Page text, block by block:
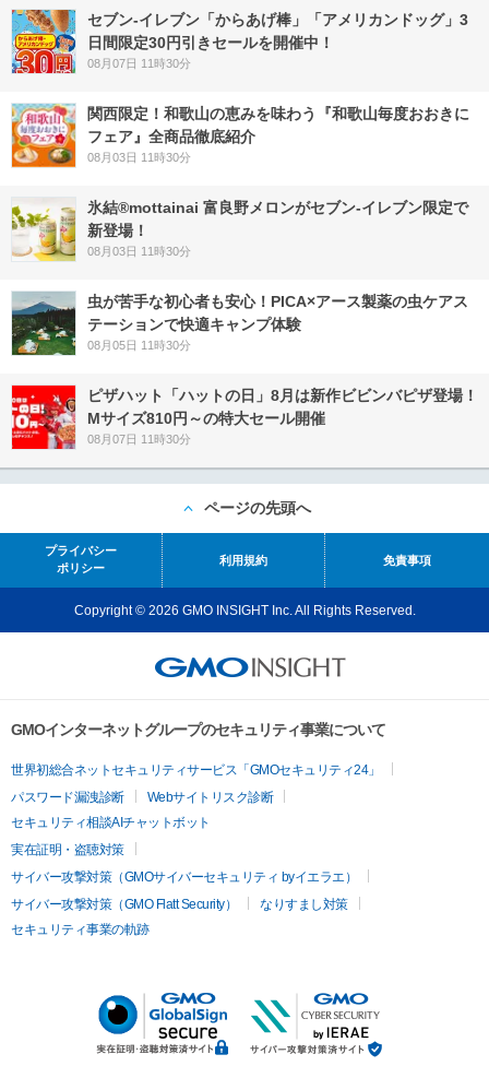
セブン‐イレブン「からあげ棒」「アメリカンドッグ」3
日間限定30円引きセールを開催中！
08月07日 11時30分
関西限定！和歌山の恵みを味わう『和歌山毎度おおきに
フェア』全商品徹底紹介
08月03日 11時30分
氷結®mottainai 富良野メロンがセブン‐イレブン限定で
新登場！
08月03日 11時30分
虫が苦手な初心者も安心！PICA×アース製薬の虫ケアス
テーションで快適キャンプ体験
08月05日 11時30分
ピザハット「ハットの日」8月は新作ビビンバピザ登場！
Mサイズ810円～の特大セール開催
08月07日 11時30分
ページの先頭へ
プライバシー
ポリシー
利用規約 免責事項
Copyright © 2026 GMO INSIGHT Inc. All Rights Reserved.
GMOインターネットグループのセキュリティ事業について
世界初総合ネットセキュリティサービス「GMOセキュリティ24」
パスワード漏洩診断
Webサイトリスク診断
セキュリティ相談AIチャットボット
実在証明・盗聴対策
サイバー攻撃対策（GMOサイバーセキュリティ byイエラエ）
サイバー攻撃対策（GMO Flatt Security）
なりすまし対策
セキュリティ事業の軌跡